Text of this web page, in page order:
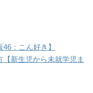
：こん好き】
新生児から未就学児ま